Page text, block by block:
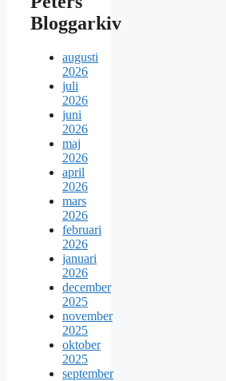
Bloggarkiv
augusti
2026
juli
2026
juni
2026
maj
2026
april
2026
mars
2026
februari
2026
januari
2026
december
2025
november
2025
oktober
2025
september